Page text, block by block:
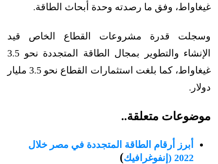
غيغاواط، وفق ما رصدته وحدة أبحاث الطاقة.
وسجلت قدرة مشروعات القطاع الخاص قيد
الإنشاء والتطوير بمجال الطاقة المتجددة نحو 3.5
غيغاواط، كما بلغت استثمارات القطاع نحو 3.5 مليار
دولار.
موضوعات متعلقة..
أبرز أرقام الطاقة المتجددة في مصر خلال
2022 (إنفوغرافيك
)